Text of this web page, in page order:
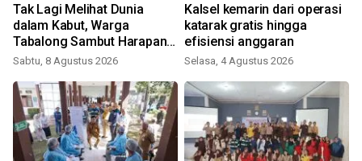
Tak Lagi Melihat Dunia
dalam Kabut, Warga
Tabalong Sambut Harapan
Baru
Sabtu, 8 Agustus 2026
Kalsel kemarin dari operasi
katarak gratis hingga
efisiensi anggaran
Selasa, 4 Agustus 2026